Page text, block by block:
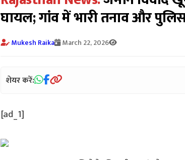
घायल; गांव में भारी तनाव और
Mukesh Raika March 22, 2026
शेयर करें:
[ad_1]